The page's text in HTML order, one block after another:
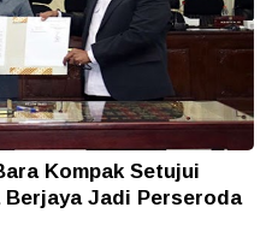
Kompak Setujui
Berjaya Jadi Perseroda